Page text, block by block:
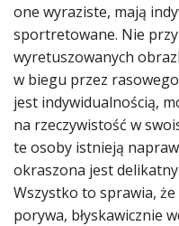
one wyraziste, mają
sportretowane. Nie
wyretuszowanych
w biegu przez
jest indywidualnością,
na rzeczywistość w
te osoby istnieją
okraszona jest
Wszystko to sprawia,
porywa, błyskawicznie